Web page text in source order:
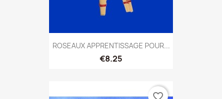
ROSEAUX APPRENTISSAGE POUR...
€8.25